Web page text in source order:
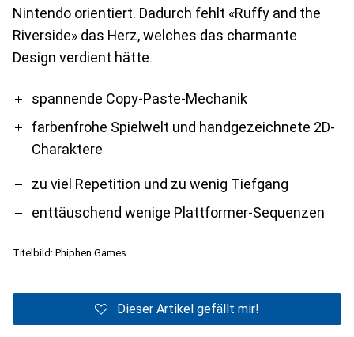
Nintendo orientiert. Dadurch fehlt «Ruffy and the
Riverside» das Herz, welches das charmante
Design verdient hätte.
Prospannende Copy-Paste-Mechanik
farbenfrohe Spielwelt und handgezeichnete 2D-
Charaktere
Contra
zu viel Repetition und zu wenig Tiefgang
enttäuschend wenige Plattformer-Sequenzen
Titelbild: Phiphen Games
Dieser Artikel gefällt mir!